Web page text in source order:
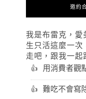
邀約
我是布雷克，愛
生只活這麼一次
走吧，跟我一起
用消費者觀
難吃不會寫